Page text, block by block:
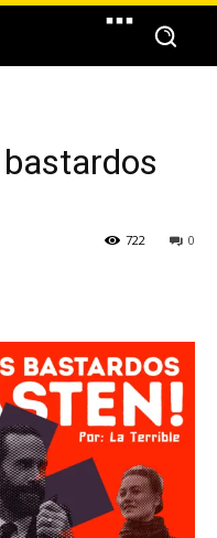
0
722